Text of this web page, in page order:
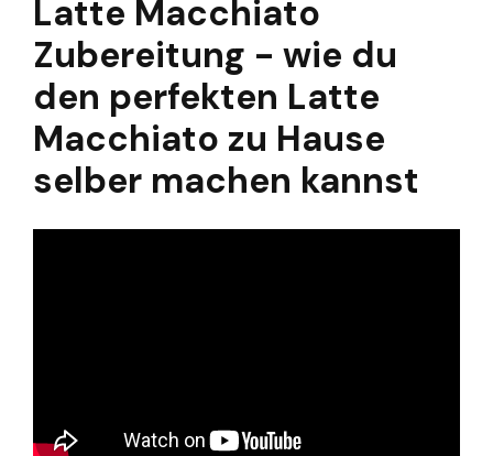
Latte Macchiato
Zubereitung - wie du
den perfekten Latte
Macchiato zu Hause
selber machen kannst